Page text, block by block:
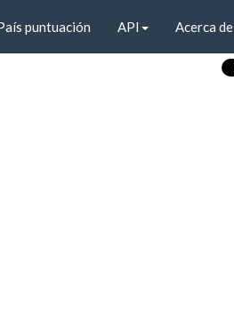
puntuación API Acerca de